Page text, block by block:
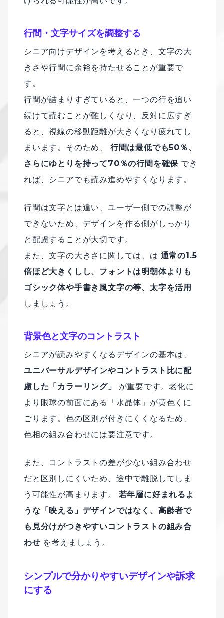
行間・文字サイズを調整する
シニア向けデザインを考えるとき、文字の大
きさや行間に余裕を持たせることが重要で
す。
行間が詰まりすぎていると、一つの行を追い
続けて読むことが難しくなり、反対に広すぎ
ると、視線の移動距離が大きくなり疲れてし
まいます。そのため、 行間は最低でも50％、
さらにゆとりを持って70％の行間を確保 でき
れば、シニアでも読み進めやすくなります。
行間は文字とは違い、ユーザー側での調整が
できないため、デザインを作る側がしっかり
と配慮することが大切です。
また、文字の大きさに関しては、は 通常の1.5
倍ほど大きくしし、フォントは明朝体よりも
ゴシック体や手書き風文字の等、太字を活用
しましょう。
背景色と文字のコントラスト
シニアが読みやすくなるデザインの基本は、
ユニバーサルデザインやコントラスト比に配
慮した「カラーリング」
が重要です。老化に
より眼球の前面にある「水晶体」が黄色くに
ごります。色の区別が付きにくくなるため、
色相の組み合わせには要注意です。
また、コントラストの差が少ない組み合わせ
だと区別しにくいため、途中で離脱してしま
う可能性が高まります。 若年層に好まれるよ
うな「映える」デザインではなく、高齢者で
も見分けがつきやすいコントラストの組み合
わせ を考えましょう。
シンプルで分かりやすいデザインや訴求
にする